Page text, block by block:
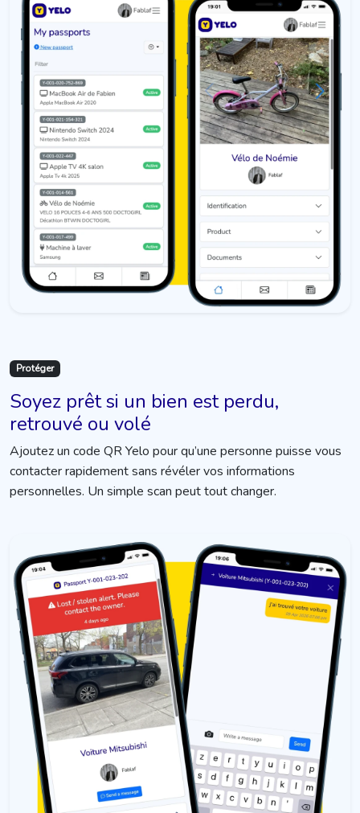
Protéger
Soyez prêt si un bien est perdu,
retrouvé ou volé
Ajoutez un code QR Yelo pour qu’une personne puisse vous
contacter rapidement sans révéler vos informations
personnelles. Un simple scan peut tout changer.